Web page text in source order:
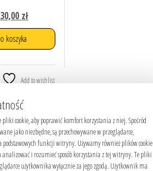
Pierwotna
cena
wynosiła:
30,00 złAktualna
cena
koszyka
Add to wishlist
cookie, aby poprawić komfort korzystania z niej. Spośród
jako niezbędne, są przechowywane w przeglądarce,
podstawowych funkcji witryny. Używamy również plików cookie
i rozumieć sposób korzystania z tej witryny. Te pliki
użytkownika wyłącznie za jego zgodą. Użytkownik ma